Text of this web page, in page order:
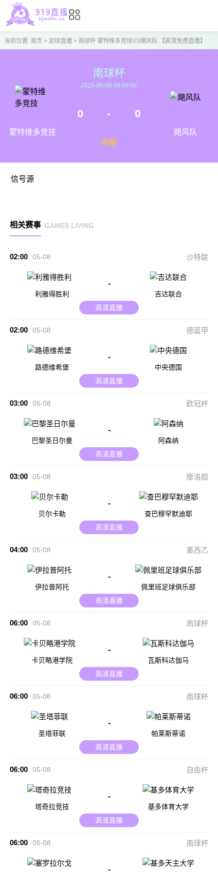
当前位置: 首页 > 足球直播> 南球杯 蒙特维多竞技VS飓风队 【高清免费直播】
蒙特维多竞技
南球杯
2025-05-09 06:00:00
0 - 0
完赛
飓风队
信号源
相关赛事 GAMES LIVING
02:00 05-08 沙特联
利雅得胜利
-
吉达联合
高清直播
02:00 05-08 德篮甲
路德维希堡
-
中央德国
高清直播
03:00 05-08 欧冠杯
巴黎圣日尔曼
-
阿森纳
高清直播
03:00 05-08 摩洛超
贝尔卡勒
-
查巴穆罕默迪耶
高清直播
04:00 05-08 墨西乙
伊拉普阿托
-
佩里班足球俱乐部
高清直播
06:00 05-08 南球杯
卡贝略港学院
-
瓦斯科达伽马
高清直播
06:00 05-08 南球杯
圣塔菲联
-
帕莱斯蒂诺
高清直播
06:00 05-08 自由杯
塔奇拉竞技
-
基多体育大学
高清直播
06:00 05-08 南球杯
-